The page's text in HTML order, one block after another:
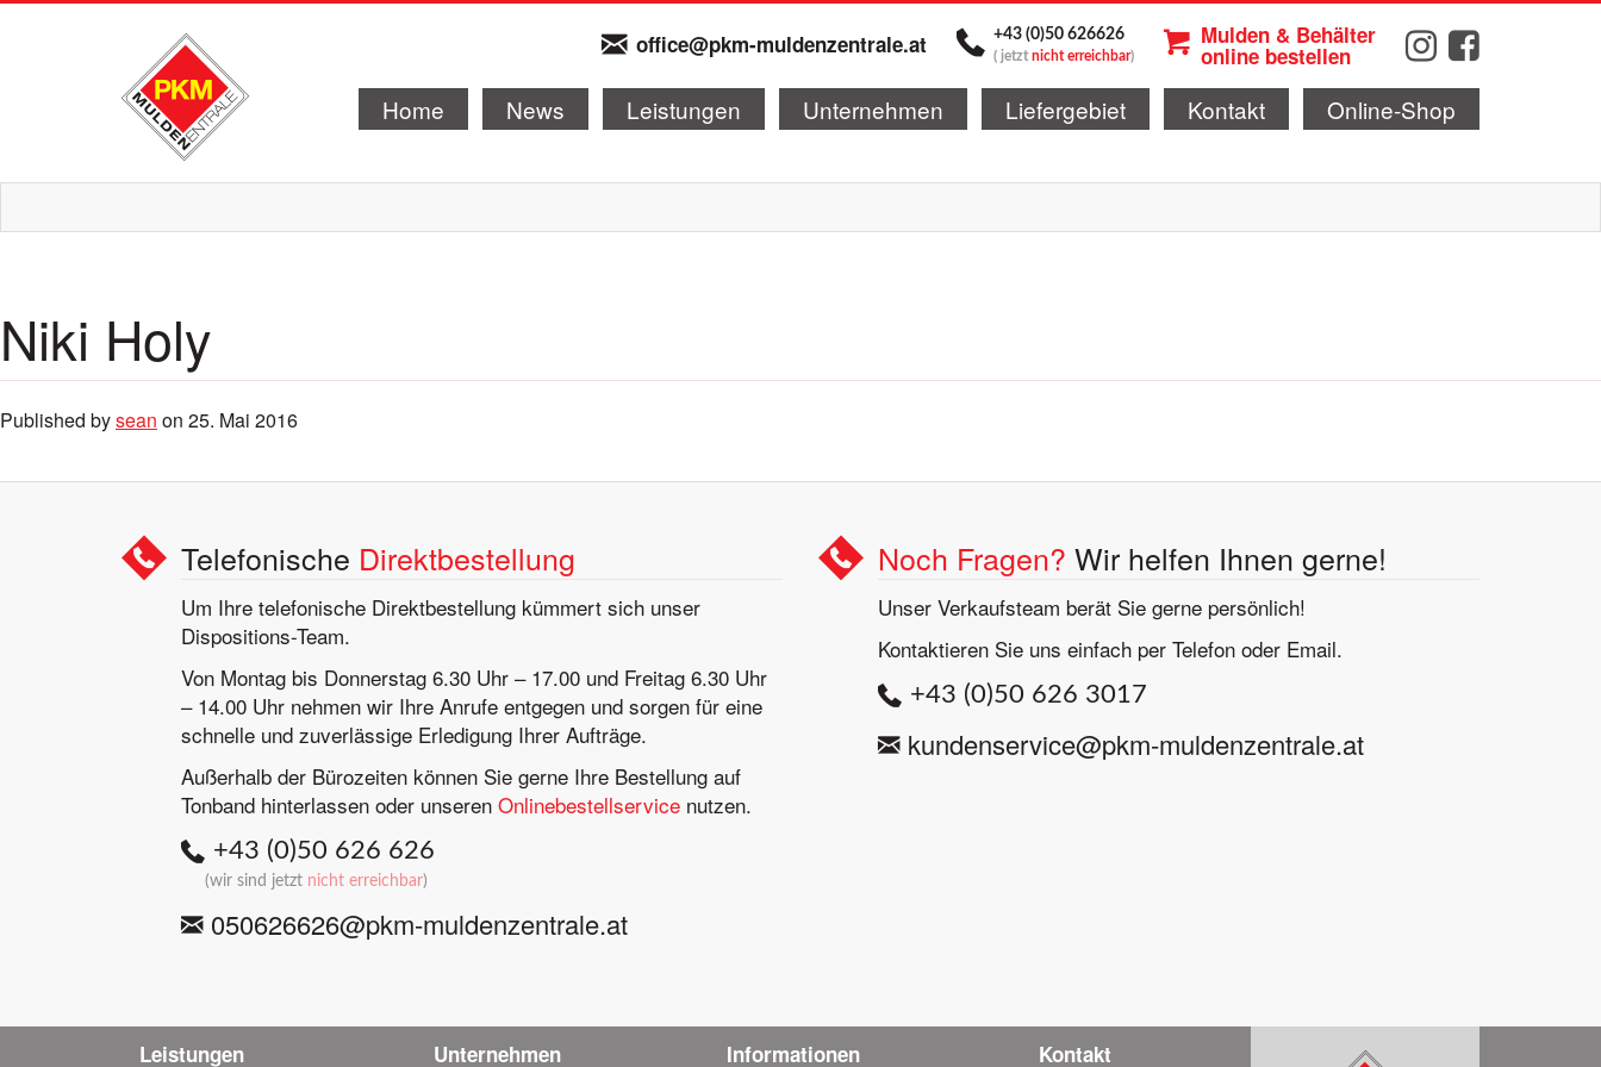
office@pkm-muldenzentrale.at +43 (0)50 626626
( jetztnicht erreichbar)
Mulden & Behälter
online bestellen
Home News Leistungen Unternehmen Liefergebiet Kontakt Online-Shop
Niki Holy
Published bysean on 25. Mai 2016
Telefonische Direktbestellung
Um Ihre telefonische Direktbestellung kümmert sich unser
Dispositions-Team.
Von Montag bis Donnerstag 6.30 Uhr – 17.00 und Freitag 6.30 Uhr
– 14.00 Uhr nehmen wir Ihre Anrufe entgegen und sorgen für eine
schnelle und zuverlässige Erledigung Ihrer Aufträge.
Außerhalb der Bürozeiten können Sie gerne Ihre Bestellung auf
Tonband hinterlassen oder unseren Onlinebestellservice nutzen.
+43 (0)50 626 626
(wir sind jetzt nicht erreichbar)
050626626@pkm-muldenzentrale.at
Noch Fragen? Wir helfen Ihnen gerne!
Unser Verkaufsteam berät Sie gerne persönlich!
Kontaktieren Sie uns einfach per Telefon oder Email.
+43 (0)50 626 3017
kundenservice@pkm-muldenzentrale.at
Leistungen Unternehmen Informationen Kontakt